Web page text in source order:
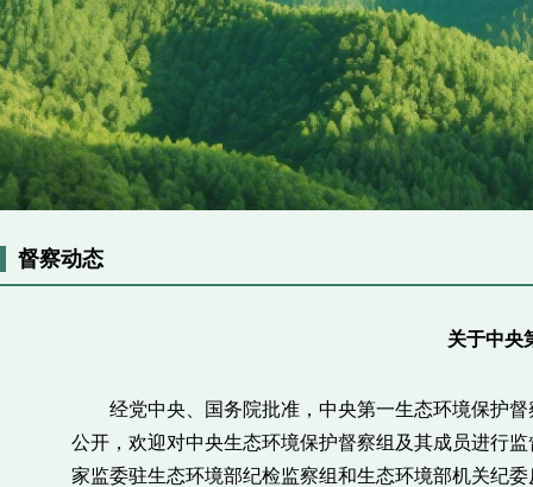
督察动态
关于中央
经党中央、国务院批准，中央第一生态环境保护督
公开，欢迎对中央生态环境保护督察组及其成员进行
家监委驻生态环境部纪检监察组和生态环境部机关纪委